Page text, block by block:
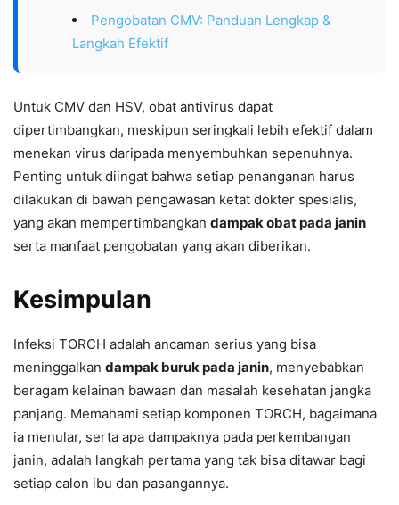
Pengobatan CMV: Panduan Lengkap &
Langkah Efektif
Untuk CMV dan HSV, obat antivirus dapat
dipertimbangkan, meskipun seringkali lebih efektif dalam
menekan virus daripada menyembuhkan sepenuhnya.
Penting untuk diingat bahwa setiap penanganan harus
dilakukan di bawah pengawasan ketat dokter spesialis,
yang akan mempertimbangkan dampak obat pada janin
serta manfaat pengobatan yang akan diberikan.
Kesimpulan
Infeksi TORCH adalah ancaman serius yang bisa
meninggalkan dampak buruk pada janin, menyebabkan
beragam kelainan bawaan dan masalah kesehatan jangka
panjang. Memahami setiap komponen TORCH, bagaimana
ia menular, serta apa dampaknya pada perkembangan
janin, adalah langkah pertama yang tak bisa ditawar bagi
setiap calon ibu dan pasangannya.